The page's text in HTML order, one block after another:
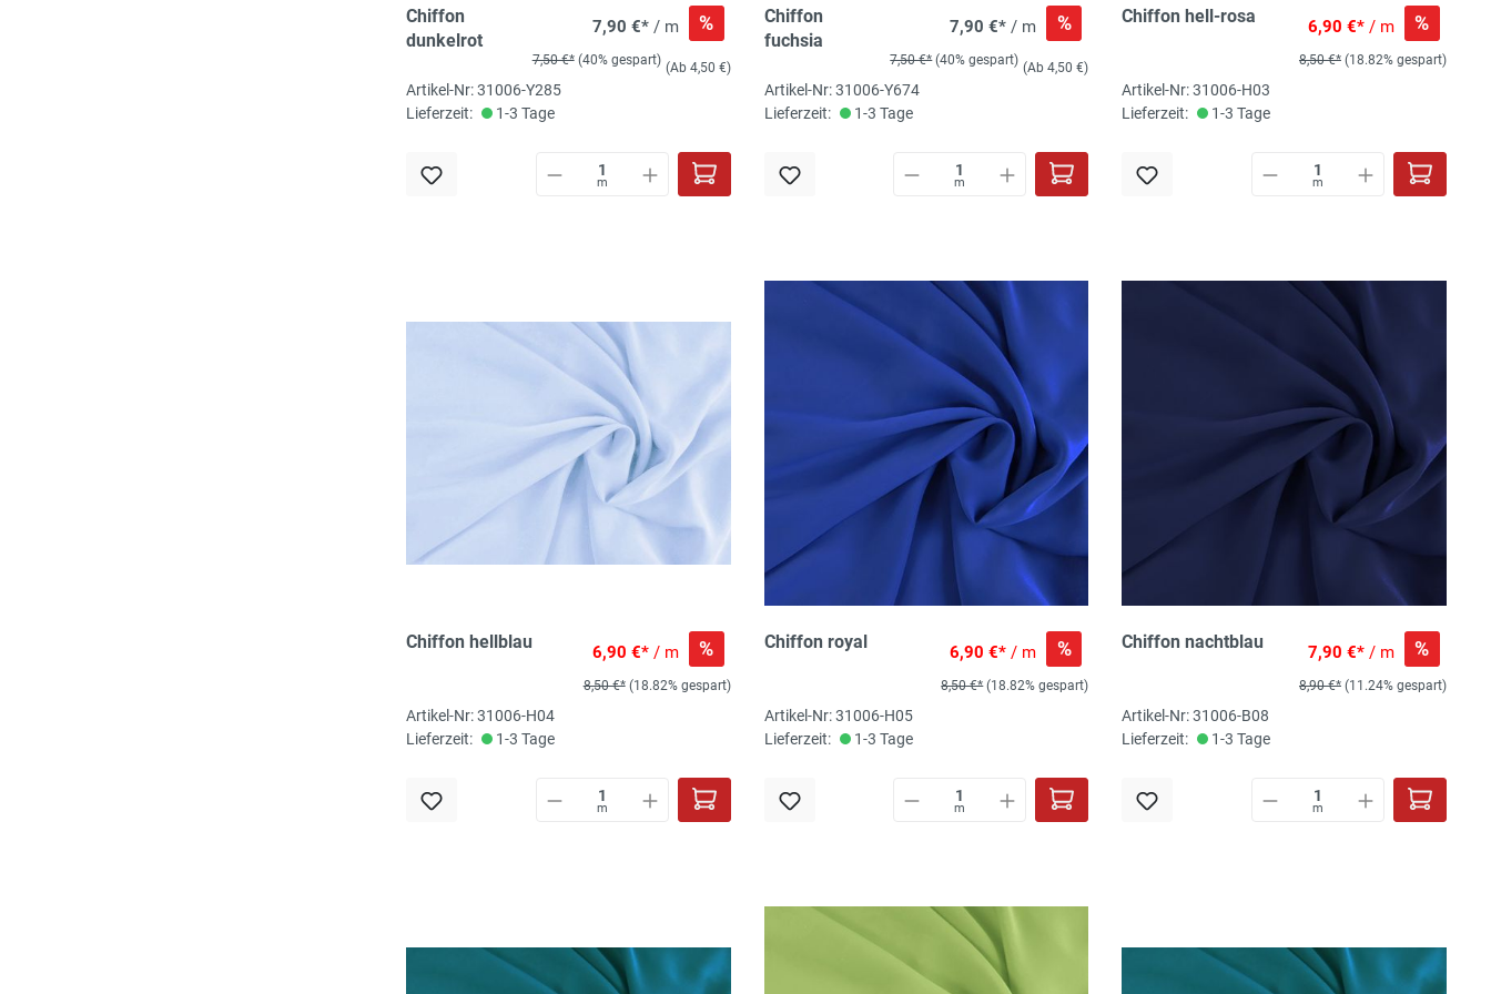
Chiffon
dunkelrot
7,90 €*/ m %
7,50 €* (40% gespart) (Ab 4,50 €)
Artikel-Nr: 31006-Y285
Lieferzeit:
1-3 Tage
m
Chiffon
fuchsia
7,90 €* / m %
7,50 €* (40% gespart) (Ab 4,50 €)
Artikel-Nr: 31006-Y674
Lieferzeit:
1-3 Tage
m
Chiffon hell-rosa 6,90 €*/ m %
8,50 €* (18.82% gespart)
Artikel-Nr: 31006-H03
Lieferzeit:
1-3 Tage
m
Chiffon hellblau 6,90 €*/ m %
8,50 €* (18.82% gespart)
Artikel-Nr: 31006-H04
Lieferzeit:
1-3 Tage
m
Chiffon royal 6,90 €* / m %
8,50 €* (18.82% gespart)
Artikel-Nr: 31006-H05
Lieferzeit:
1-3 Tage
m
Chiffon nachtblau 7,90 €*/ m %
8,90 €* (11.24% gespart)
Artikel-Nr: 31006-B08
Lieferzeit:
1-3 Tage
m